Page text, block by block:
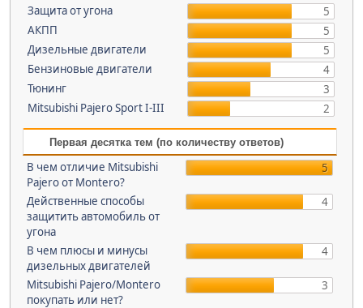
Защита от угона
5
АКПП
5
Дизельные двигатели
5
Бензиновые двигатели
4
Тюнинг
3
Mitsubishi Pajero Sport I-III
2
Первая десятка тем (по количеству ответов)
В чем отличие Mitsubishi
Pajero от Montero?
5
Действенные способы
защитить автомобиль от
угона
4
В чем плюсы и минусы
дизельных двигателей
4
Mitsubishi Pajero/Montero
покупать или нет?
3